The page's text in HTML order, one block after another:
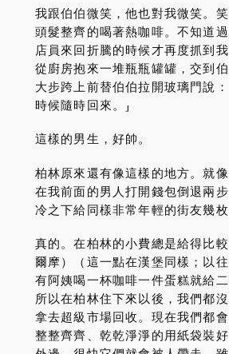
我跟伯伯微笑，他也對我微笑。
頭髮整齊的喝著熱咖啡。不知道
店員來回折騰的時候才再度抓到
從廚房抱來一堆瓶瓶罐罐，交到
大步跨上前替伯伯拉開玻璃門說：
時候隨時回來。」
這樣的男生，好帥。
柏林原來還有像這樣的地方。就
在我前面的男人打開錢包倒退兩
冷之下給同樣非常年輕的街友幾枚
真的。在柏林的小費總是給得比
爾摩）（這一點在漢堡同樣；以
有阿姨喝一杯咖啡一件蛋糕就給二
所以在柏林住下來以後，我們都
拿去超級市場回收。現在我們都
整整齊齊、乾乾淨淨的用紙袋裝